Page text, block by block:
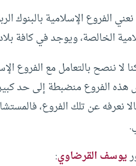
نعني الفروع الإسلامية بالبنوك
الخالصة، ويوجد في كافة
لا ننصح بالتعامل مع الفروع
الفروع منضبطة إلى حد كبير
نعرفه عن تلك الفروع،
يوسف القرضاوي: